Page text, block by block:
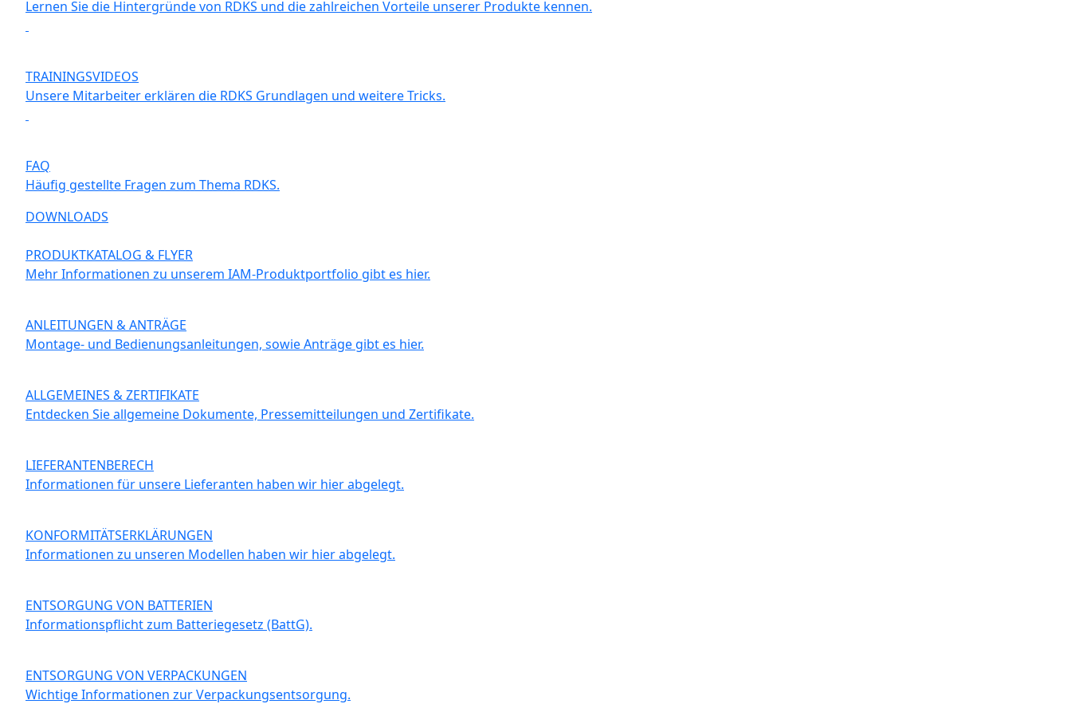
Lernen Sie die Hintergründe von RDKS und die zahlreichen Vorteile unserer Produkte kennen.
TRAININGSVIDEOS
Unsere Mitarbeiter erklären die RDKS Grundlagen und weitere Tricks.
FAQ
Häufig gestellte Fragen zum Thema RDKS.
DOWNLOADS
PRODUKTKATALOG & FLYER
Mehr Informationen zu unserem IAM-Produktportfolio gibt es hier.
ANLEITUNGEN & ANTRÄGE
Montage- und Bedienungsanleitungen, sowie Anträge gibt es hier.
ALLGEMEINES & ZERTIFIKATE
Entdecken Sie allgemeine Dokumente, Pressemitteilungen und Zertifikate.
LIEFERANTENBERECH
Informationen für unsere Lieferanten haben wir hier abgelegt.
KONFORMITÄTSERKLÄRUNGEN
Informationen zu unseren Modellen haben wir hier abgelegt.
ENTSORGUNG VON BATTERIEN
Informationspflicht zum Batteriegesetz (BattG).
ENTSORGUNG VON VERPACKUNGEN
Wichtige Informationen zur Verpackungsentsorgung.